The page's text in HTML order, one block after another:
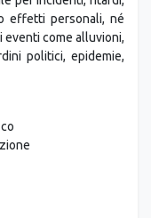
effetti personali, né
eventi come alluvioni,
politici, epidemie,